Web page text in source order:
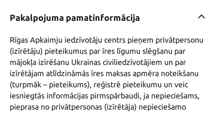
Pakalpojuma pamatinformācija
Rīgas Apkaimju iedzīvotāju centrs pieņem privātpersonu
(izīrētāju) pieteikumus par īres līgumu slēgšanu par
mājokļa izīrēšanu Ukrainas civiliedzīvotājiem un par
izīrētājam atlīdzināmās īres maksas apmēra noteikšanu
(turpmāk – pieteikums), reģistrē pieteikumu un veic
iesniegtās informācijas pirmspārbaudi, ja nepieciešams,
pieprasa no privātpersonas (izīrētāja) nepieciešamo